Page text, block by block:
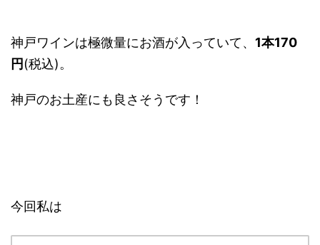
神戸ワインは極微量にお酒が入っていて、 1本170
円(税込)。
神戸のお土産にも良さそうです！
今回私は